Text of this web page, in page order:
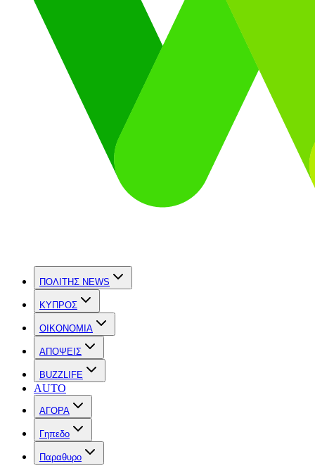
ΠΟΛΙΤΗΣ NEWS
ΚΥΠΡΟΣ
OIKONOMIA
ΑΠΟΨΕΙΣ
BUZZLIFE
AUTO
ΑΓΟΡΑ
Γηπεδο
Παραθυρο